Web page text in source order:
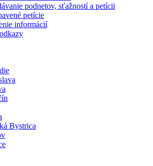
podnetov, sťažností a petícii
petície
informácií
Bystrica